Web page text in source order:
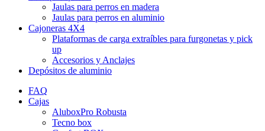
Jaulas para perros en madera
Jaulas para perros en aluminio
Cajoneras 4X4
Plataformas de carga extraíbles para furgonetas y pick
up
Accesorios y Anclajes
Depósitos de aluminio
FAQ
Cajas
AluboxPro Robusta
Tecno box